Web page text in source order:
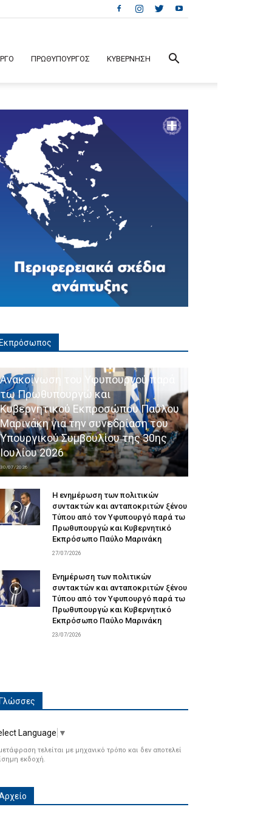
ΠΡΩΘΥΠΟΥΡΓΟΣ ΚΥΒΕΡΝΗΣΗ
Εκπρόσωπος
Ανακοίνωση του Υφυπουργού παρά
τω Πρωθυπουργώ και
Κυβερνητικού Εκπροσώπου Παύλου
Μαρινάκη για την συνεδρίαση του
Υπουργικού Συμβουλίου της 30ης
Ιουλίου 2026
30/07/2026
Η ενημέρωση των πολιτικών
συντακτών και ανταποκριτών ξένου
Τύπου από τον Υφυπουργό παρά τω
Πρωθυπουργώ και Κυβερνητικό
Εκπρόσωπο Παύλο Μαρινάκη
27/07/2026
Ενημέρωση των πολιτικών
συντακτών και ανταποκριτών ξένου
Τύπου από τον Υφυπουργό παρά τω
Πρωθυπουργώ και Κυβερνητικό
Εκπρόσωπο Παύλο Μαρινάκη
23/07/2026
Γλώσσες
Language ▼
τελείται με μηχανικό τρόπο και δεν αποτελεί
εκδοχή.